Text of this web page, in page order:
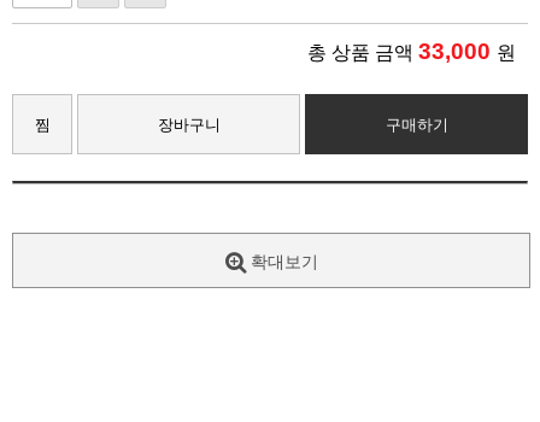
총 상품 금액 33,000 원
찜 장바구니 구매하기
확대보기